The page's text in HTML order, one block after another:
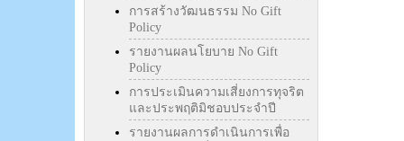
การสร้างวัฒนธรรม No Gift
Policy
รายงานผลนโยบาย No Gift
Policy
การประเมินความเสี่ยงการทุจริต
และประพฤติมิชอบประจำปี
รายงานผลการดำเนินการเพื่อ